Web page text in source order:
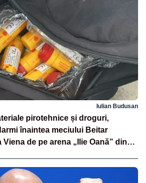
Iulian Budusan
pirotehnice și droguri,
înaintea meciului Beitar
Viena de pe arena „Ilie Oană” din